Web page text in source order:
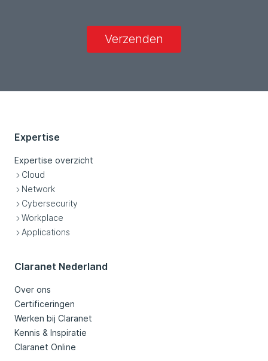
Verzenden
Expertise
Expertise overzicht
Cloud
Network
Cybersecurity
Workplace
Applications
Claranet Nederland
Over ons
Certificeringen
Werken bij Claranet
Kennis & Inspiratie
Claranet Online